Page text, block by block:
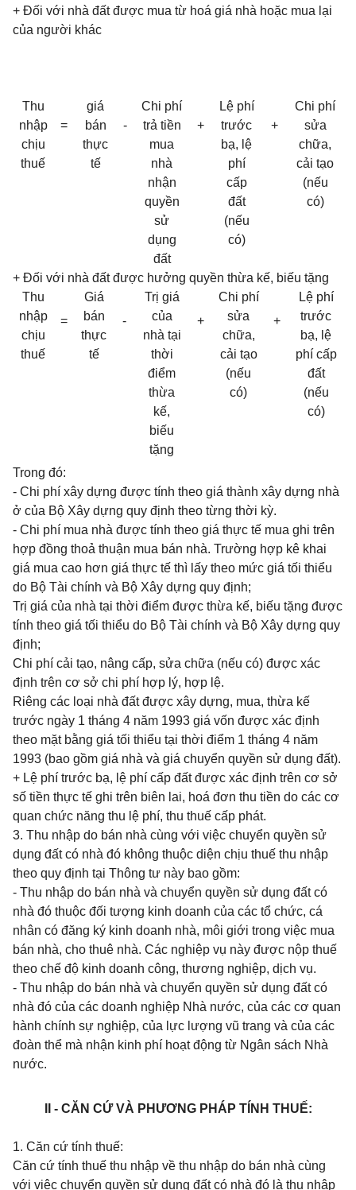
+ Đối với nhà đất được mua từ hoá giá nhà hoặc mua lại
của người khác
Thu
nhập
chịu
thuế
=
giá
bán
thực
tế
-
Chi phí
trả tiền
mua
nhà
nhận
quyền
sử
dụng
đất
+
Lệ phí
trước
bạ, lệ
phí
cấp
đất
(nếu
có)
+
Chi phí
sửa
chữa,
cải tạo
(nếu
có)
+ Đối với nhà đất được hưởng quyền thừa kế, biếu tặng
Thu
nhập
chịu
thuế
=
Giá
bán
thực
tế
-
Trị giá
của
nhà tại
thời
điểm
thừa
kế,
biếu
tặng
+
Chi phí
sửa
chữa,
cải tạo
(nếu
có)
+
Lệ phí
trước
bạ, lệ
phí cấp
đất
(nếu
có)
Trong đó:
- Chi phí xây dựng được tính theo giá thành xây dựng nhà
ở của Bộ Xây dựng quy định theo từng thời kỳ.
- Chi phí mua nhà được tính theo giá thực tế mua ghi trên
hợp đồng thoả thuận mua bán nhà. Trường hợp kê khai
giá mua cao hơn giá thực tế thì lấy theo mức giá tối thiểu
do Bộ Tài chính và Bộ Xây dựng quy định;
Trị giá của nhà tại thời điểm được thừa kế, biếu tặng được
tính theo giá tối thiểu do Bộ Tài chính và Bộ Xây dựng quy
định;
Chi phí cải tạo, nâng cấp, sửa chữa (nếu có) được xác
định trên cơ sở chi phí hợp lý, hợp lệ.
Riêng các loại nhà đất được xây dựng, mua, thừa kế
trước ngày 1 tháng 4 năm 1993 giá vốn được xác định
theo mặt bằng giá tối thiểu tại thời điểm 1 tháng 4 năm
1993 (bao gồm giá nhà và giá chuyển quyền sử dụng đất).
+ Lệ phí trước bạ, lệ phí cấp đất được xác định trên cơ sở
số tiền thực tế ghi trên biên lai, hoá đơn thu tiền do các cơ
quan chức năng thu lệ phí, thu thuế cấp phát.
3. Thu nhập do bán nhà cùng với việc chuyển quyền sử
dụng đất có nhà đó không thuộc diện chịu thuế thu nhập
theo quy định tại Thông tư này bao gồm:
- Thu nhập do bán nhà và chuyển quyền sử dụng đất có
nhà đó thuộc đối tượng kinh doanh của các tổ chức, cá
nhân có đăng ký kinh doanh nhà, môi giới trong việc mua
bán nhà, cho thuê nhà. Các nghiệp vụ này được nộp thuế
theo chế độ kinh doanh công, thương nghiệp, dịch vụ.
- Thu nhập do bán nhà và chuyển quyền sử dụng đất có
nhà đó của các doanh nghiệp Nhà nước, của các cơ quan
hành chính sự nghiệp, của lực lượng vũ trang và của các
đoàn thể mà nhận kinh phí hoạt động từ Ngân sách Nhà
nước.
II - CĂN CỨ VÀ PHƯƠNG PHÁP TÍNH THUẾ:
1. Căn cứ tính thuế:
Căn cứ tính thuế thu nhập về thu nhập do bán nhà cùng
với việc chuyển quyền sử dụng đất có nhà đó là thu nhập